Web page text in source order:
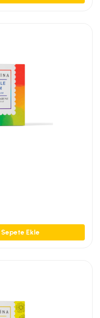
Sepete Ekle